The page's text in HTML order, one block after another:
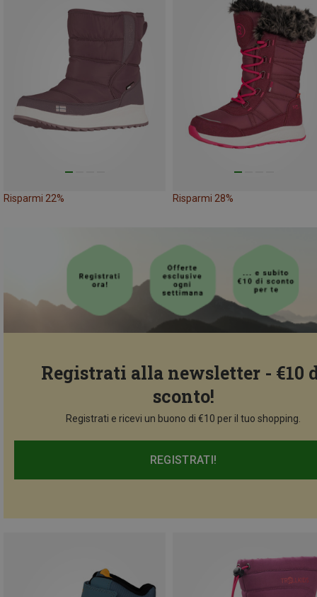
Risparmi 22% Risparmi 28%
Registrati alla newsletter - €10
sconto!
Registrati e ricevi un buono di €10 per il tuo shopping.
REGISTRATI!